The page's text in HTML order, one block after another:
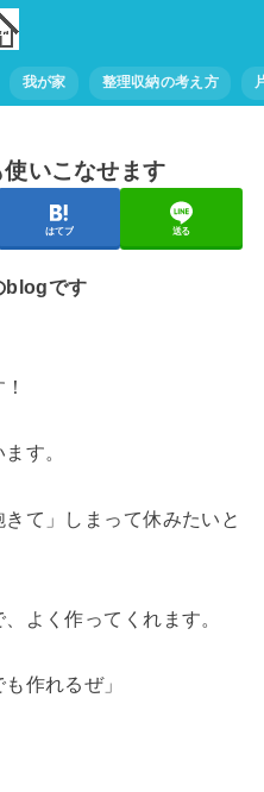
我が家 整理収納の考え方
使いこなせます
はてブ 送る
blogです
す。
て」しまって休みたいと
よく作ってくれます。
作れるぜ」